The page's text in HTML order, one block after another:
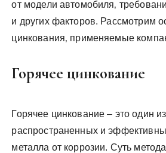
от модели автомобиля‚
и других факторов. Рассмотрим
цинкования‚ применяемые
Горячее цинкование
Горячее цинкование – это один
распространенных и
металла от коррозии. Суть